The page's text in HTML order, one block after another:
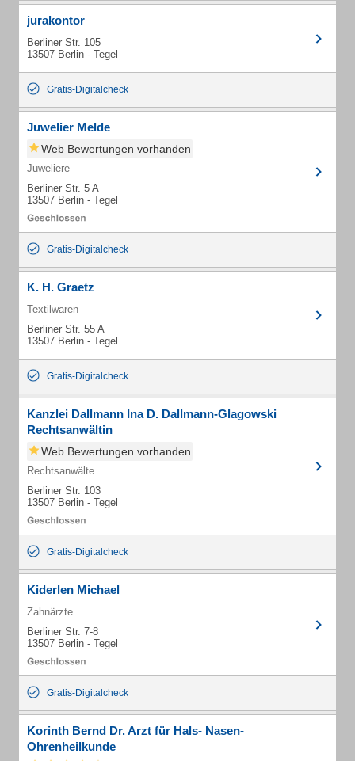
jurakontor
Berliner Str. 105
13507 Berlin - Tegel
Gratis-Digitalcheck
Juwelier Melde
Web Bewertungen vorhanden
Juweliere
Berliner Str. 5 A
13507 Berlin - Tegel
Gratis-Digitalcheck
K. H. Graetz
Textilwaren
Berliner Str. 55 A
13507 Berlin - Tegel
Gratis-Digitalcheck
Kanzlei Dallmann Ina D. Dallmann-Glagowski
Rechtsanwältin
Web Bewertungen vorhanden
Rechtsanwälte
Berliner Str. 103
13507 Berlin - Tegel
Gratis-Digitalcheck
Kiderlen Michael
Zahnärzte
Berliner Str. 7-8
13507 Berlin - Tegel
Gratis-Digitalcheck
Korinth Bernd Dr. Arzt für Hals- Nasen-
Ohrenheilkunde